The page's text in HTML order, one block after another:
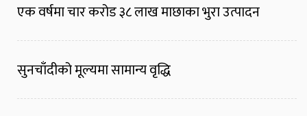
एक वर्षमा चार करोड ३८ लाख माछाका भुरा उत्पादन
सुनचाँदीको मूल्यमा सामान्य वृद्धि